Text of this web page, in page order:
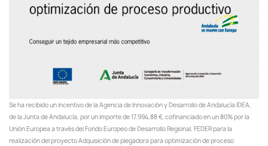
Se ha recibido un incentivo de la Agencia de Innovación y Desarrollo de Andalucía IDEA,
de la Junta de Andalucía, por un importe de 17.994,88 €, cofinanciado en un 80% por la
Unión Europea a través del Fondo Europeo de Desarrollo Regional, FEDER para la
realización del proyecto Adquisición de plegadora para optimización de proceso